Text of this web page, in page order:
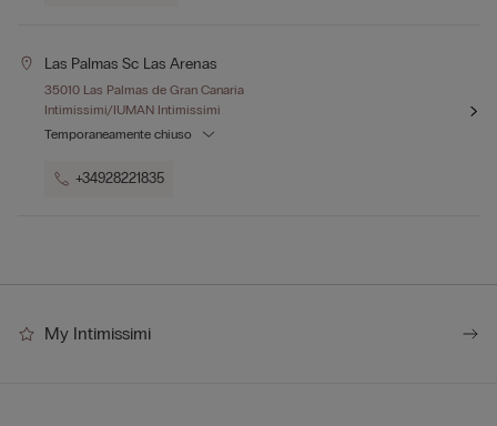
Las Palmas Sc Las Arenas
35010 Las Palmas de Gran Canaria
Intimissimi/IUMAN Intimissimi
Temporaneamente chiuso
+34928221835
My Intimissimi